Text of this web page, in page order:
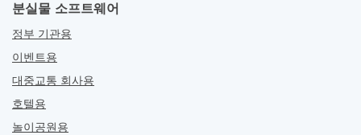
분실물 소프트웨어
정부 기관용
이벤트용
대중교통 회사용
호텔용
놀이공원용